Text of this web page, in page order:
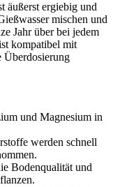
äußerst ergiebig und
mischen und
Jahr über bei jedem
kompatibel mit
Überdosierung
und Magnesium in
werden schnell
Bodenqualität und